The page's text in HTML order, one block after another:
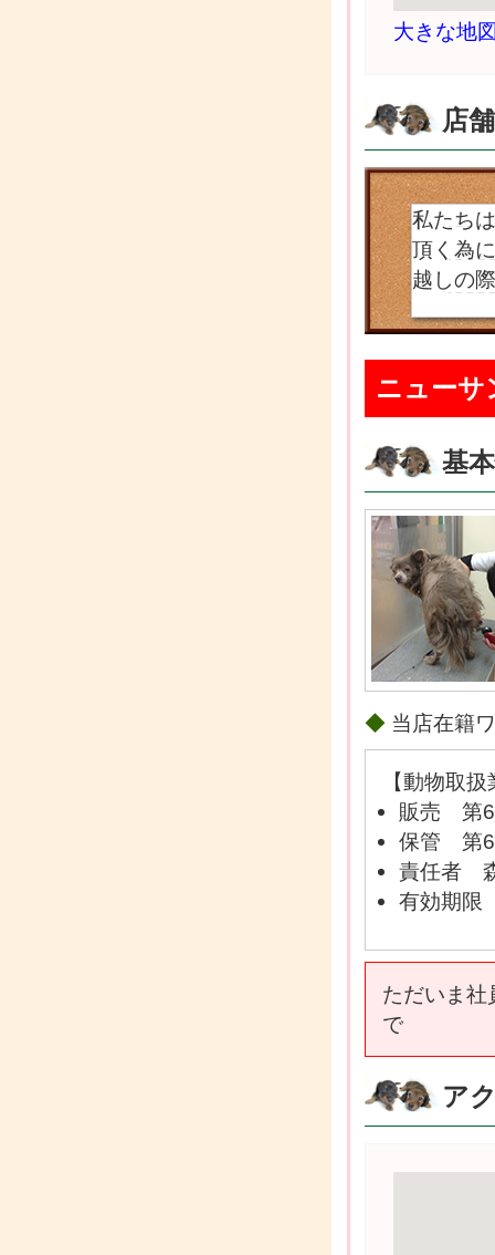
大きな地
店
私たち
頂く為
越しの
ニューサ
基
◆ 当店在籍
【動物取
販売 第
保管 第
責任者
有効期限
ただいま
で
ア